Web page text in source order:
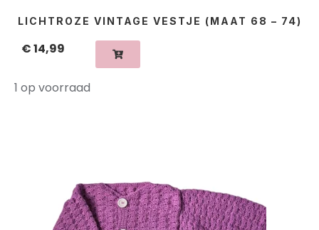
LICHTROZE VINTAGE VESTJE (MAAT 68 – 74)
€14,99
1 op voorraad